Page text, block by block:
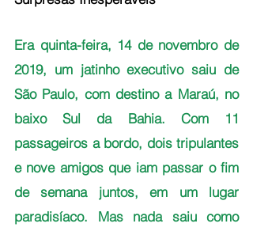
Era quinta-feira, 14 de novembro de
2019, um jatinho executivo saiu de
São Paulo, com destino a Maraú, no
baixo Sul da Bahia. Com 11
passageiros a bordo, dois tripulantes
e nove amigos que iam passar o fim
de semana juntos, em um lugar
paradisíaco. Mas nada saiu como